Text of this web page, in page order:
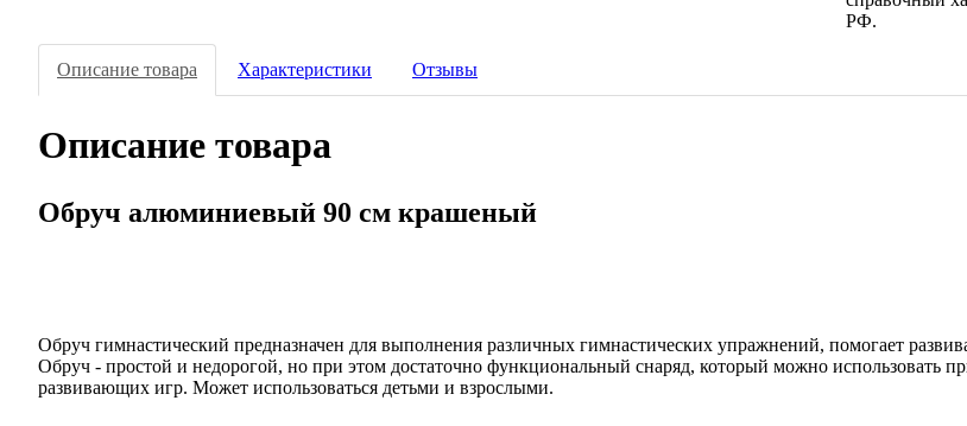
РФ.
Описание товара Характеристики Отзывы
Описание товара
Обруч алюминиевый 90 см крашеный
Обруч гимнастический предназначен для выполнения различных гимнастических упражнений, помогает
Обруч - простой и недорогой, но при этом достаточно функциональный снаряд, который можно использовать
развивающих игр. Может использоваться детьми и взрослыми.